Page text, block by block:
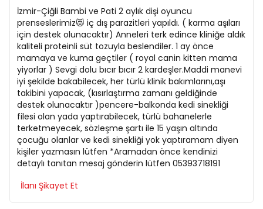
İzmir-Çiğli Bambi ve Pati 2 aylık dişi oyuncu
prenseslerimiz😻 iç dış parazitleri yapıldı. ( karma aşıları
için destek olunacaktır) Anneleri terk edince kliniğe aldık
kaliteli proteinli süt tozuyla beslendiler. 1 ay önce
mamaya ve kuma geçtiler ( royal canin kitten mama
yiyorlar ) Sevgi dolu bıcır bıcır 2 kardeşler.Maddi manevi
iyi şekilde bakabilecek, her türlü klinik bakımlarını,aşı
takibini yapacak, (kısırlaştırma zamanı geldiğinde
destek olunacaktır )pencere-balkonda kedi sinekliği
filesi olan yada yaptırabilecek, türlü bahanelerle
terketmeyecek, sözleşme şartı ile 15 yaşın altında
çocuğu olanlar ve kedi sinekliği yok yaptıramam diyen
kişiler yazmasın lütfen *Aramadan önce kendinizi
detaylı tanıtan mesaj gönderin lütfen 05393718191
İlanı Şikayet Et